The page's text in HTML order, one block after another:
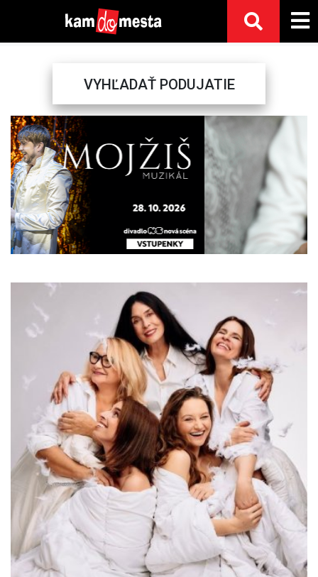
VYHĽADAŤ PODUJATIE
Previous